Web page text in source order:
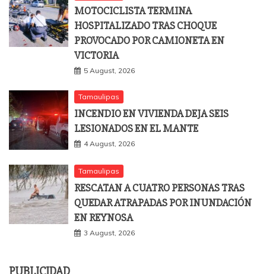
MOTOCICLISTA TERMINA
HOSPITALIZADO TRAS CHOQUE
PROVOCADO POR CAMIONETA EN
VICTORIA
5 August, 2026
Tamaulipas
INCENDIO EN VIVIENDA DEJA SEIS
LESIONADOS EN EL MANTE
4 August, 2026
Tamaulipas
RESCATAN A CUATRO PERSONAS TRAS
QUEDAR ATRAPADAS POR INUNDACIÓN
EN REYNOSA
3 August, 2026